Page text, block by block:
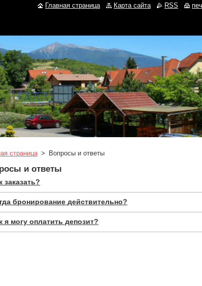
страница > Вопросы и ответы
и ответы
заказать?
бронирование действительно?
я могу оплатить депозит?
Главная страница Карта сайта RSS